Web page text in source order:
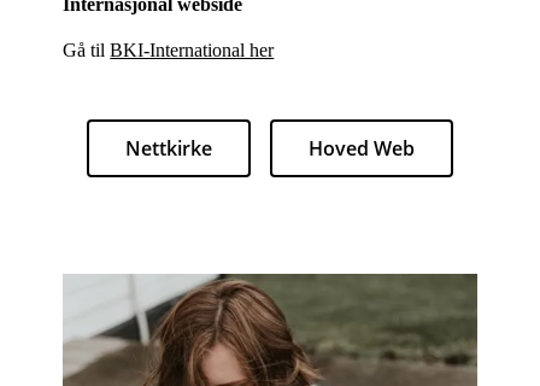
Gå tilBKI-International her
Nettkirke Hoved Web